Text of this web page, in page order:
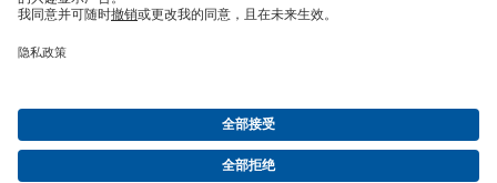
产品目录备件凯士比技术服务购物车软件与技术知识
建筑技术